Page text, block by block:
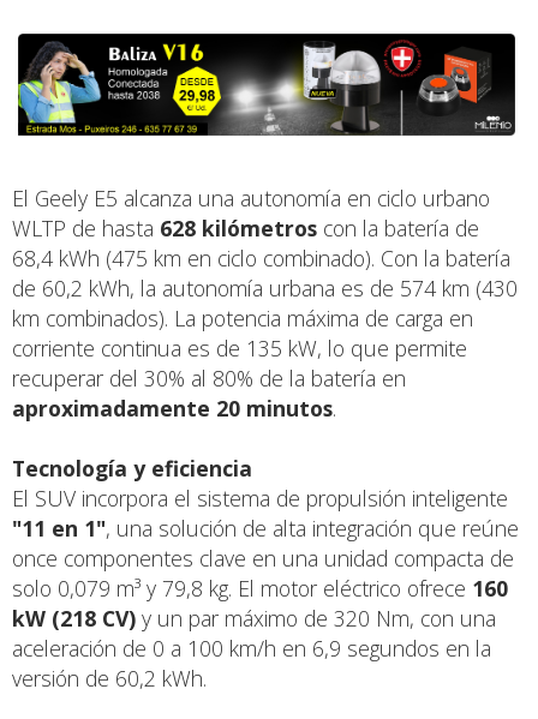
El Geely E5 alcanza una autonomía en ciclo urbano
WLTP de hasta 628 kilómetros con la batería de
68,4 kWh (475 km en ciclo combinado). Con la batería
de 60,2 kWh, la autonomía urbana es de 574 km (430
km combinados). La potencia máxima de carga en
corriente continua es de 135 kW, lo que permite
recuperar del 30% al 80% de la batería en
aproximadamente 20 minutos.
Tecnología y eficiencia
El SUV incorpora el sistema de propulsión inteligente
"11 en 1", una solución de alta integración que reúne
once componentes clave en una unidad compacta de
solo 0,079 m³ y 79,8 kg. El motor eléctrico ofrece 160
kW (218 CV) y un par máximo de 320 Nm, con una
aceleración de 0 a 100 km/h en 6,9 segundos en la
versión de 60,2 kWh.